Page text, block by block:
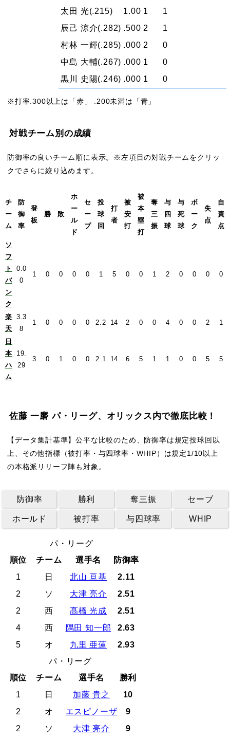
太田 光(.215) 1.00 1
1
辰己 涼介(.282) .500 2
1
村林 一輝(.285) .000 2
0
中島 大輔(.267) .000 1
0
黒川 史陽(.246) .000 1 0
※打率.300以上は「赤」 .200未満は「青」
対戦チーム別の成績
防御率の良いチーム順に表示。※左項目の対戦チームをクリッ
クでさらに絞り込めます。
チ
ー
ム
防
御
率
登
板
勝 敗
ホ
ー
ル
ド
セ
ー
ブ
投
球
回
打
者
被
安
打
被
本
塁
打
奪
三
振
与
四
球
与
死
球
ボ
ー
ク
失
点
自
責
点
ソ
フ
ト
バ
ン
ク
0.0
0
1 0 0 0 0 1 5 0 0 1 2 0 0 0 0
楽
天
3.3
8
1 0 0 0 0 2.2 14 2 0 0 4 0 0 2 1
日
本
ハ
ム
19.
29
3 0 1 0 0 2.1 14 6 5 1 1 0 0 5 5
佐藤 一磨 パ・リーグ、オリックス内で徹底比較！
【データ集計基準】公平な比較のため、防御率は規定投球回以
上、その他指標（被打率・与四球率・WHIP）は規定1/10以上
の本格派リリーフ陣も対象。
防御率 勝利 奪三振 セーブ
ホールド 被打率 与四球率 WHIP
パ・リーグ
順位
チーム 選手名
防御率
1
日 北山 亘基
2.11
2
ソ 大津 亮介
2.51
2
西 髙橋 光成
2.51
4
西 隅田 知一郎
2.63
5
オ 九里 亜蓮
2.93
パ・リーグ
順位
チーム 選手名
勝利
1
日 加藤 貴之
10
2
オ エスピノーザ
9
2
ソ 大津 亮介
9